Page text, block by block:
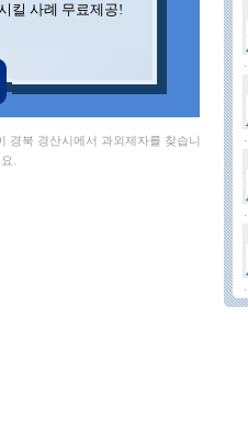
킬 사례 무료제공!
경북 경산시에서 과외제자를 찾습니
.